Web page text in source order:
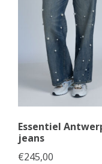
Essentiel
jeans
€245,00